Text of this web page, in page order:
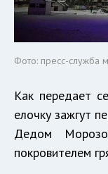
Фото: пресс-служба
Как передает
елочку зажгут
Дедом
покровителем